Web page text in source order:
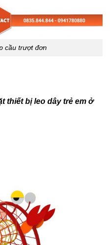
cầu trượt đơn
thiết bị leo dây trẻ em ở